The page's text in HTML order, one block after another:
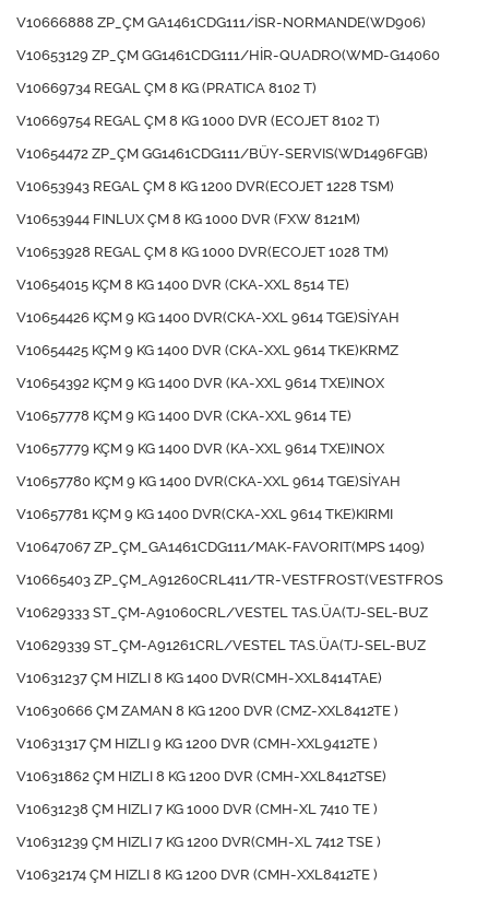
V10666888 ZP_ÇM GA1461CDG111/İSR-NORMANDE(WD906)
V10653129 ZP_ÇM GG1461CDG111/HİR-QUADRO(WMD-G14060
V10669734 REGAL ÇM 8 KG (PRATICA 8102 T)
V10669754 REGAL ÇM 8 KG 1000 DVR (ECOJET 8102 T)
V10654472 ZP_ÇM GG1461CDG111/BÜY-SERVIS(WD1496FGB)
V10653943 REGAL ÇM 8 KG 1200 DVR(ECOJET 1228 TSM)
V10653944 FINLUX ÇM 8 KG 1000 DVR (FXW 8121M)
V10653928 REGAL ÇM 8 KG 1000 DVR(ECOJET 1028 TM)
V10654015 KÇM 8 KG 1400 DVR (CKA-XXL 8514 TE)
V10654426 KÇM 9 KG 1400 DVR(CKA-XXL 9614 TGE)SİYAH
V10654425 KÇM 9 KG 1400 DVR (CKA-XXL 9614 TKE)KRMZ
V10654392 KÇM 9 KG 1400 DVR (KA-XXL 9614 TXE)INOX
V10657778 KÇM 9 KG 1400 DVR (CKA-XXL 9614 TE)
V10657779 KÇM 9 KG 1400 DVR (KA-XXL 9614 TXE)INOX
V10657780 KÇM 9 KG 1400 DVR(CKA-XXL 9614 TGE)SİYAH
V10657781 KÇM 9 KG 1400 DVR(CKA-XXL 9614 TKE)KIRMI
V10647067 ZP_ÇM_GA1461CDG111/MAK-FAVORIT(MPS 1409)
V10665403 ZP_ÇM_A91260CRL411/TR-VESTFROST(VESTFROS
V10629333 ST_ÇM-A91060CRL/VESTEL TAS.ÜA(TJ-SEL-BUZ
V10629339 ST_ÇM-A91261CRL/VESTEL TAS.ÜA(TJ-SEL-BUZ
V10631237 ÇM HIZLI 8 KG 1400 DVR(CMH-XXL8414TAE)
V10630666 ÇM ZAMAN 8 KG 1200 DVR (CMZ-XXL8412TE )
V10631317 ÇM HIZLI 9 KG 1200 DVR (CMH-XXL9412TE )
V10631862 ÇM HIZLI 8 KG 1200 DVR (CMH-XXL8412TSE)
V10631238 ÇM HIZLI 7 KG 1000 DVR (CMH-XL 7410 TE )
V10631239 ÇM HIZLI 7 KG 1200 DVR(CMH-XL 7412 TSE )
V10632174 ÇM HIZLI 8 KG 1200 DVR (CMH-XXL8412TE )